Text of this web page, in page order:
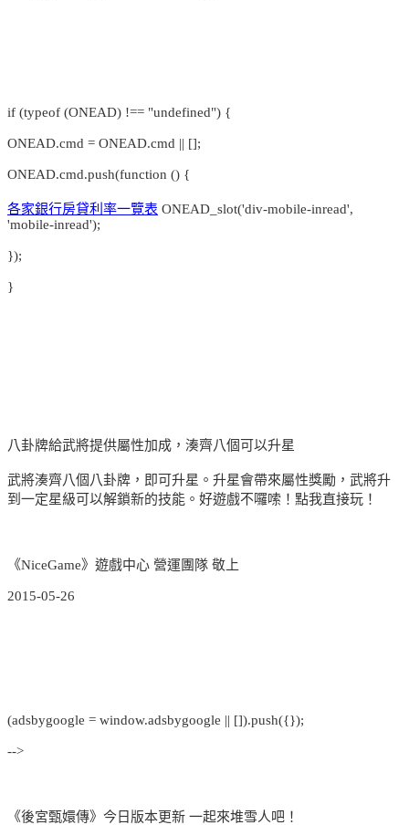
if (typeof (ONEAD) !== "undefined") {
ONEAD.cmd = ONEAD.cmd || [];
ONEAD.cmd.push(function () {
各家銀行房貸利率一覽表 ONEAD_slot('div-mobile-inread',
'mobile-inread');
});
}
八卦牌給武將提供屬性加成，湊齊八個可以升星
武將湊齊八個八卦牌，即可升星。升星會帶來屬性獎勵，武將升
到一定星級可以解鎖新的技能。好遊戲不囉嗦！點我直接玩！
《NiceGame》遊戲中心 營運團隊 敬上
2015-05-26
(adsbygoogle = window.adsbygoogle || []).push({});
-->
《後宮甄嬛傳》今日版本更新 一起來堆雪人吧！